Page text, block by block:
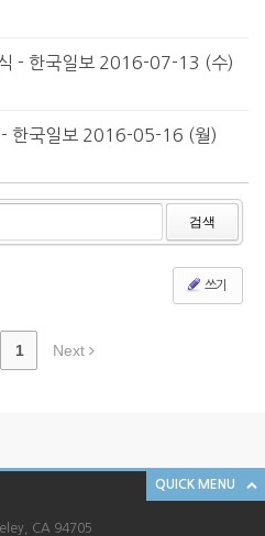
- 한국일보 2016-07-13 (수)
- 한국일보 2016-05-16 (월)
검색
쓰기
1 Next
회 송...
QUICK MENU
CA 94705